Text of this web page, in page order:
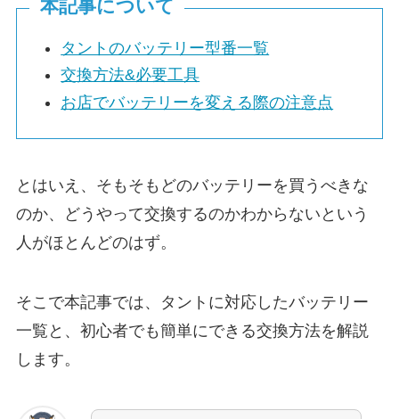
本記事について
タントのバッテリー型番一覧
交換方法&必要工具
お店でバッテリーを変える際の注意点
とはいえ、そもそもどのバッテリーを買うべきな
のか、どうやって交換するのかわからないという
人がほとんどのはず。
そこで本記事では、タントに対応したバッテリー
一覧と、初心者でも簡単にできる交換方法を解説
します。